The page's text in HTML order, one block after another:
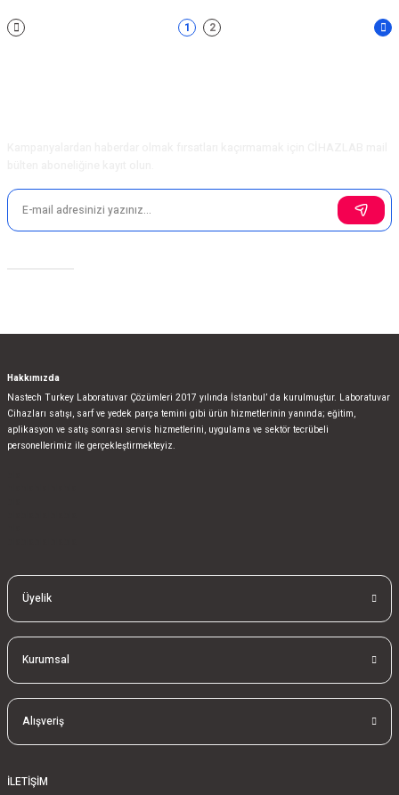
1 2
Hakkımızda
Nastech Turkey Laboratuvar Çözümleri 2017 yılında İstanbul’ da kurulmuştur. Laboratuvar
Cihazları satışı, sarf ve yedek parça temini gibi ürün hizmetlerinin yanında; eğitim,
aplikasyon ve satış sonrası servis hizmetlerini, uygulama ve sektör tecrübeli
personellerimiz ile gerçekleştirmekteyiz.
Üyelik
Kurumsal
Alışveriş
İLETİŞİM